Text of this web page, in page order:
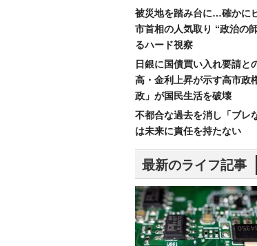
被災地を踏み台に…確かに
市首相の人気取り “政治の
るハード視察
日銀に国債買い入れ要請
高・金利上昇が示す高市政
政」が国民生活を破壊
不都合な過去を消し「ブレ
は未来に責任を持たない
最新のライフ記事